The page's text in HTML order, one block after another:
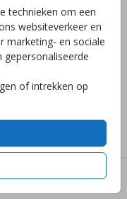
technieken om een
websiteverkeer en
marketing- en sociale
gepersonaliseerde
of intrekken op
en bubbeltjes
goudfolie. Liever
gemakkelijk aan in
of heb je
graag!
ook leuk